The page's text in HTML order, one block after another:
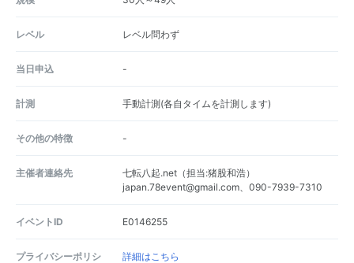
レベル レベル問わず
当日申込 -
計測 手動計測(各自タイムを計測します)
その他の特徴 -
主催者連絡先
七転八起.net（担当:猪股和浩）
japan.78event@gmail.com、090-7939-7310
イベントID E0146255
プライバシーポリシ
詳細はこちら